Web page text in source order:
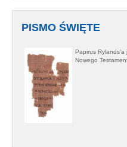
PISMO ŚWIĘTE
Papirus Rylands'a
Nowego